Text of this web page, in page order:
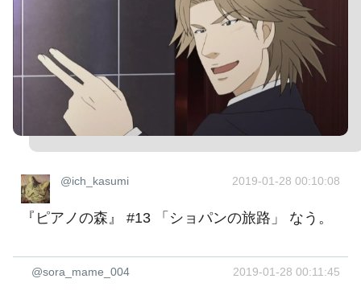
@ich_kasumi 2019-01-28 00:10:08
『ピアノの森』 #13 「ショパンの旅路」 なう。
@sora_mame_004 2019-01-28 00:11:45